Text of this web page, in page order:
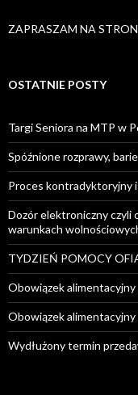
ZAPRASZAM NA
OSTATNIE POSTY
Targi Seniora na MTP w
Spóźnione rozprawy,
Proces kontradyktoryjny
Dozór elektroniczny czyli
warunkach
TYDZIEŃ POMOCY
Obowiązek alimentacyjny
Obowiązek alimentacyjny
Wydłużony termin